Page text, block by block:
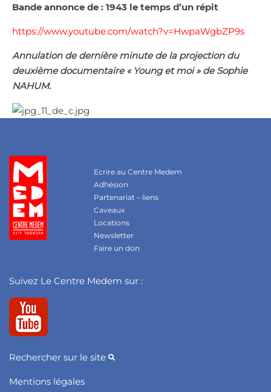
Bande annonce de : 1943 le temps d’un répit
https://www.youtube.com/watch?v=HwpaWgbZP9s
Annulation de dernière minute de la projection du
deuxième documentaire « Young et moi » de Sophie
NAHUM.
Ecrire au Centre Medem
Adhésion
Partenariat – liens
Caveaux
Locations
Newsletter
Faire un don
Suivez Le Centre Medem sur :
Rechercher sur le site
Mentions légales